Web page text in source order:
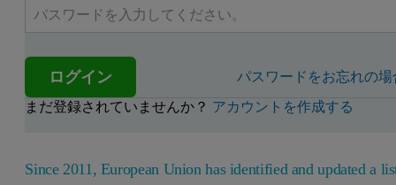
ログイン パスワードをお忘れの場
まだ登録されていませんか？ アカウントを作成する
Since 2011, European Union has identified and updated a